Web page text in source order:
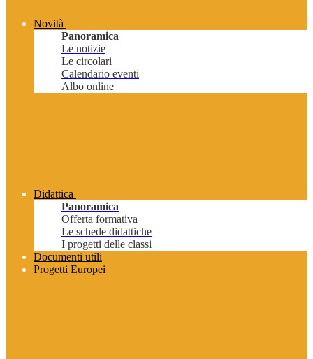
Novità
Panoramica
Le notizie
Le circolari
Calendario eventi
Albo online
Didattica
Panoramica
Offerta formativa
Le schede didattiche
I progetti delle classi
Documenti utili
Progetti Europei